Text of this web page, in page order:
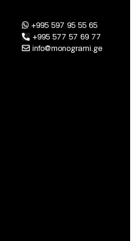
+995 597 95 55 65
+995 577 57 69 77
info@monogrami.ge